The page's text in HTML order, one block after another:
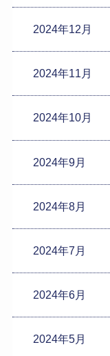
2024年12月
2024年11月
2024年10月
2024年9月
2024年8月
2024年7月
2024年6月
2024年5月